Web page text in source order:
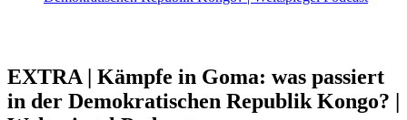
EXTRA | Kämpfe in Goma: was passiert
in der Demokratischen Republik Kongo? |